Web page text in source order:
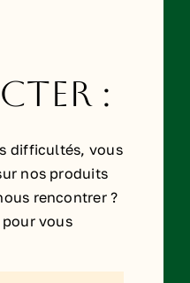
:
difficultés, vous
nos produits
rencontrer ?
vous